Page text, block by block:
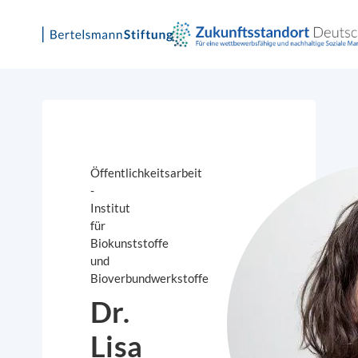
Öffentlichkeitsarbeit
-
Institut
für
Biokunststoffe
und
Bioverbundwerkstoffe
Dr.
Lisa